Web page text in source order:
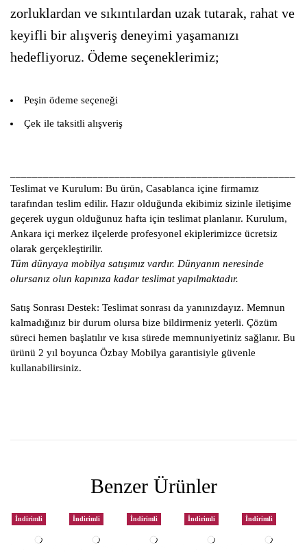
zorluklardan ve sıkıntılardan uzak tutarak, rahat ve
keyifli bir alışveriş deneyimi yaşamanızı
hedefliyoruz. Ödeme seçeneklerimiz;
Peşin ödeme seçeneği
Çek ile taksitli alışveriş
Teslimat ve Kurulum: Bu ürün, Casablanca içine firmamız
tarafından teslim edilir. Hazır olduğunda ekibimiz sizinle iletişime
geçerek uygun olduğunuz hafta için teslimat planlanır. Kurulum,
Ankara içi merkez ilçelerde profesyonel ekiplerimizce ücretsiz
olarak gerçekleştirilir.
Tüm dünyaya mobilya satışımız vardır. Dünyanın neresinde
olursanız olun kapınıza kadar teslimat yapılmaktadır.
Satış Sonrası Destek: Teslimat sonrası da yanınızdayız. Memnun
kalmadığınız bir durum olursa bize bildirmeniz yeterli. Çözüm
süreci hemen başlatılır ve kısa sürede memnuniyetiniz sağlanır. Bu
ürünü 2 yıl boyunca Özbay Mobilya garantisiyle güvenle
kullanabilirsiniz.
Benzer Ürünler
İndirimli İndirimli İndirimli İndirimli İndirimli